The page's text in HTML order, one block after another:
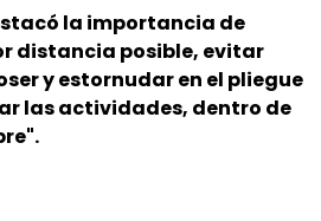
la importancia de
distancia posible, evitar
y estornudar en el pliegue
las actividades, dentro de